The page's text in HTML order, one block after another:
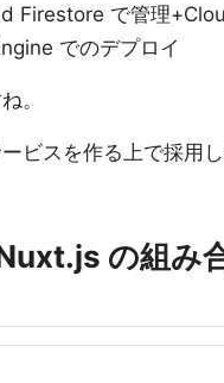
Firestore で管理
でのデプロイ
。
ビスを作る上で採用
の組み